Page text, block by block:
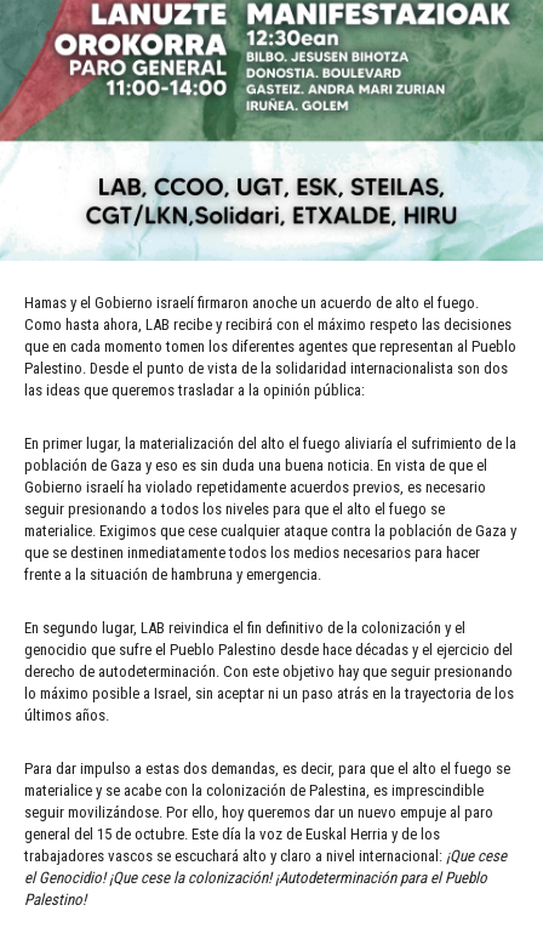
Hamas y el Gobierno israelí firmaron anoche un acuerdo de alto el fuego.
Como hasta ahora, LAB recibe y recibirá con el máximo respeto las decisiones
que en cada momento tomen los diferentes agentes que representan al Pueblo
Palestino. Desde el punto de vista de la solidaridad internacionalista son dos
las ideas que queremos trasladar a la opinión pública:
En primer lugar, la materialización del alto el fuego aliviaría el sufrimiento de la
población de Gaza y eso es sin duda una buena noticia. En vista de que el
Gobierno israelí ha violado repetidamente acuerdos previos, es necesario
seguir presionando a todos los niveles para que el alto el fuego se
materialice. Exigimos que cese cualquier ataque contra la población de Gaza y
que se destinen inmediatamente todos los medios necesarios para hacer
frente a la situación de hambruna y emergencia.
En segundo lugar, LAB reivindica el fin definitivo de la colonización y el
genocidio que sufre el Pueblo Palestino desde hace décadas y el ejercicio del
derecho de autodeterminación. Con este objetivo hay que seguir presionando
lo máximo posible a Israel, sin aceptar ni un paso atrás en la trayectoria de los
últimos años.
Para dar impulso a estas dos demandas, es decir, para que el alto el fuego se
materialice y se acabe con la colonización de Palestina, es imprescindible
seguir movilizándose. Por ello, hoy queremos dar un nuevo empuje al paro
general del 15 de octubre. Este día la voz de Euskal Herria y de los
trabajadores vascos se escuchará alto y claro a nivel internacional: ¡Que cese
el Genocidio! ¡Que cesela colonización! ¡Autodeterminación para el Pueblo
Palestino!